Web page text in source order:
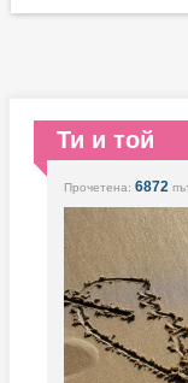
Ти и той
Прочетена: 6872